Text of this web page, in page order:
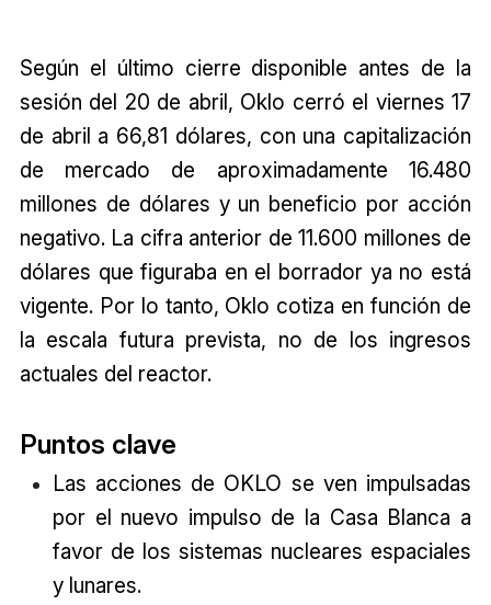
Según el último cierre disponible antes de la
sesión del 20 de abril, Oklo cerró el viernes 17
de abril a 66,81 dólares, con una capitalización
de mercado de aproximadamente 16.480
millones de dólares y un beneficio por acción
negativo. La cifra anterior de 11.600 millones de
dólares que figuraba en el borrador ya no está
vigente. Por lo tanto, Oklo cotiza en función de
la escala futura prevista, no de los ingresos
actuales del reactor.
Puntos clave
Las acciones de OKLO se ven impulsadas
por el nuevo impulso de la Casa Blanca a
favor de los sistemas nucleares espaciales
y lunares.